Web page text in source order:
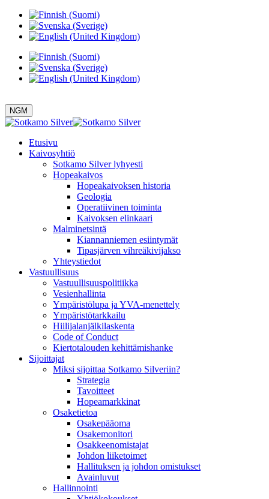
NGM
Etusivu
Kaivosyhtiö
Sotkamo Silver lyhyesti
Hopeakaivos
Hopeakaivoksen historia
Geologia
Operatiivinen toiminta
Kaivoksen elinkaari
Malminetsintä
Kiannanniemen esiintymät
Tipasjärven vihreäkivijakso
Yhteystiedot
Vastuullisuus
Vastuullisuuspolitiikka
Vesienhallinta
Ympäristölupa ja YVA-menettely
Ympäristötarkkailu
Hiilijalanjälkilaskenta
Code of Conduct
Kiertotalouden kehittämishanke
Sijoittajat
Miksi sijoittaa Sotkamo Silveriin?
Strategia
Tavoitteet
Hopeamarkkinat
Osaketietoa
Osakepääoma
Osakemonitori
Osakkeenomistajat
Johdon liiketoimet
Hallituksen ja johdon omistukset
Avainluvut
Hallinnointi